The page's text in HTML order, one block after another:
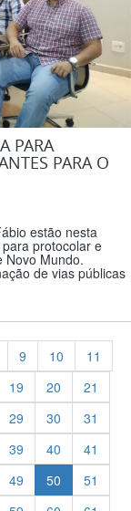
PARA
PARA O
estão nesta
protocolar e
Novo Mundo.
de vias públicas
9 10
11
19 20
21
29 30
31
39 40
41
49 50
51